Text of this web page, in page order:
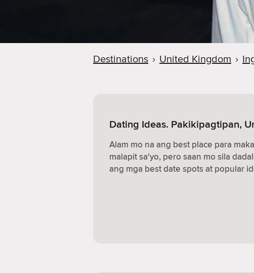
Destinations › United Kingdom ›
Dating Ideas. Pakikipagtipan,
Alam mo na ang best place para
malapit sa'yo, pero saan mo sila
ang mga best date spots at popular